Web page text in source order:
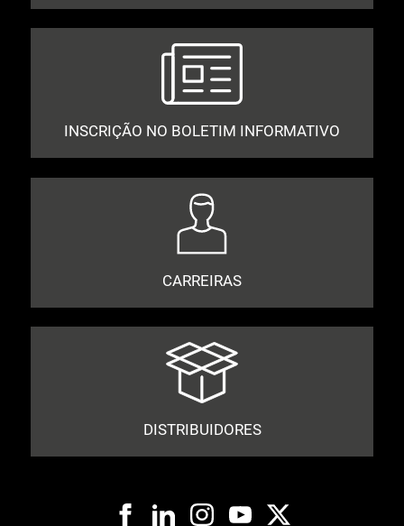
INSCRIÇÃO NO BOLETIM INFORMATIVO
CARREIRAS
DISTRIBUIDORES